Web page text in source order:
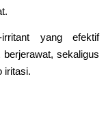
yang efektif
sekaligus
iritasi.